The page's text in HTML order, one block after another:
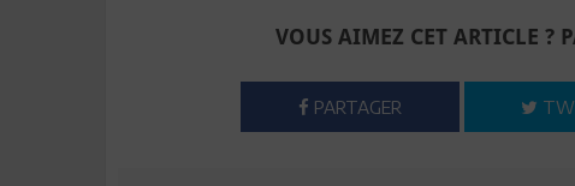
VOUS AIMEZ CET ARTICLE ?
PARTAGER